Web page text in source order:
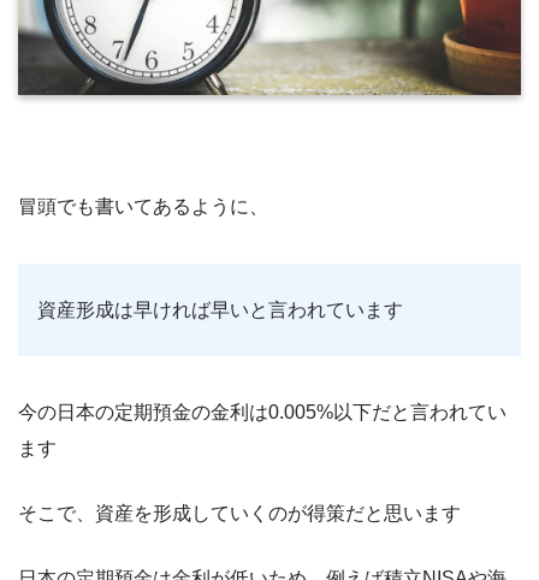
冒頭でも書いてあるように、
資産形成は早ければ早いと言われています
今の日本の定期預金の金利は0.005%以下だと言われてい
ます
そこで、資産を形成していくのが得策だと思います